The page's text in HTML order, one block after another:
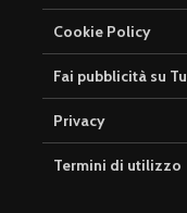
Cookie Policy
Fai pubblicità su
Privacy
Termini di utilizzo